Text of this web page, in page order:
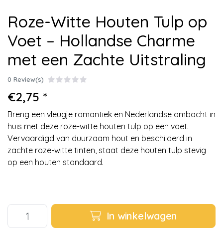
Roze-Witte Houten Tulp op
Voet – Hollandse Charme
met een Zachte Uitstraling
0 Review(s)
€2,75 *
Breng een vleugje romantiek en Nederlandse ambacht in
huis met deze roze-witte houten tulp op een voet.
Vervaardigd van duurzaam hout en beschilderd in
zachte roze-witte tinten, staat deze houten tulp stevig
op een houten standaard.
In winkelwagen